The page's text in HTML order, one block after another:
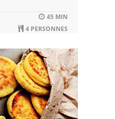
45 MIN
4 PERSONNES